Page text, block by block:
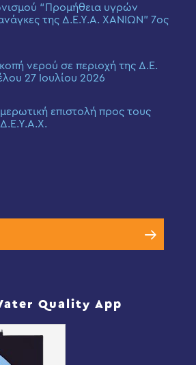
“Προμήθεια υγρών
της Δ.Ε.Υ.Α. ΧΑΝΙΩΝ” 7ος
νερού σε περιοχή της Δ.Ε.
27 Ιουλίου 2026
επιστολή προς τους
Quality App